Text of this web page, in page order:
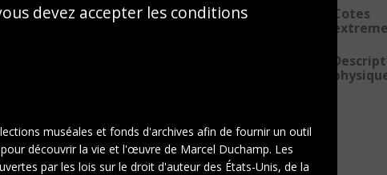
Cotes
devez accepter les conditions
muséales et fonds d'archives afin de fournir un outil
découvrir la vie et l'œuvre de Marcel Duchamp. Les
par les lois sur le droit d'auteur des États-Unis, de la